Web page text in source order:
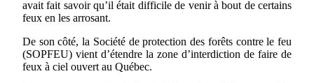
avait fait savoir qu’il était difficile de venir à bout de certains
feux en les arrosant.
De son côté, la Société de protection des forêts contre le feu
(SOPFEU) vient d’étendre la zone d’interdiction de faire de
feux à ciel ouvert au Québec.